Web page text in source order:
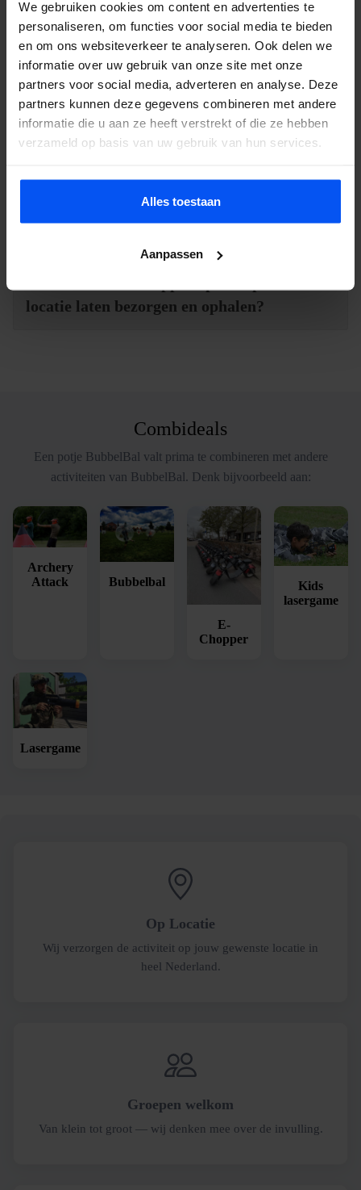
We gebruiken cookies om content en advertenties te
personaliseren, om functies voor social media te bieden
en om ons websiteverkeer te analyseren. Ook delen we
informatie over uw gebruik van onze site met onze
partners voor social media, adverteren en analyse. Deze
partners kunnen deze gegevens combineren met andere
informatie die u aan ze heeft verstrekt of die ze hebben
verzameld op basis van uw gebruik van hun services.
Alles toestaan
Aanpassen
Hoe werkt een e-chopper?
Moet je een rijbewijs hebben om een e-
chopper te huren?
Hoe ver kan ik rijden met een e-
Hoe hard gaat een e-chopper?
locatie laten bezorgen en ophalen?
Combideals
Een potje BubbelBal valt prima te combineren met andere
activiteiten van BubbelBal. Denk bijvoorbeeld aan:
Archery
Attack
Bubbelbal
E-
Chopper
Kids
lasergame
Lasergame
Op Locatie
Wij verzorgen de activiteit op jouw gewenste locatie in
heel Nederland.
Groepen welkom
Van klein tot groot — wij denken mee over de invulling.